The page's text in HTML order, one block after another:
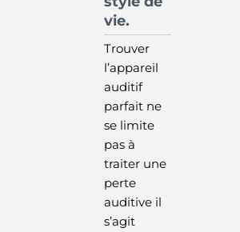
vie.
Trouver
l’appareil
auditif
parfait ne
se limite
pas à
traiter une
perte
auditive il
s’agit